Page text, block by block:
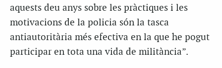
aquests deu anys sobre les pràctiques i les
motivacions de la policia són la tasca
antiautoritària més efectiva en la que he pogut
participar en tota una vida de militància”.